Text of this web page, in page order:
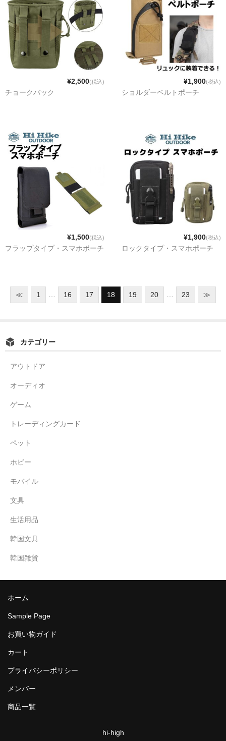
¥2,500(税込)
チョークバック
¥1,900(税込)
ショルダーベルトポーチ
¥1,500(税込)
フラップタイプ・スマホポーチ
¥1,900(税込)
ロックタイプ・スマホポーチ
≪ 1 16 17 18 19 20 23 ≫
カテゴリー
アウトドア
オーディオ
ゲーム
トレーディングカード
ペット
ホビー
モバイル
文具
生活用品
韓国文具
韓国雑貨
ホーム
Sample Page
お買い物ガイド
カート
プライバシーポリシー
メンバー
商品一覧
hi-high